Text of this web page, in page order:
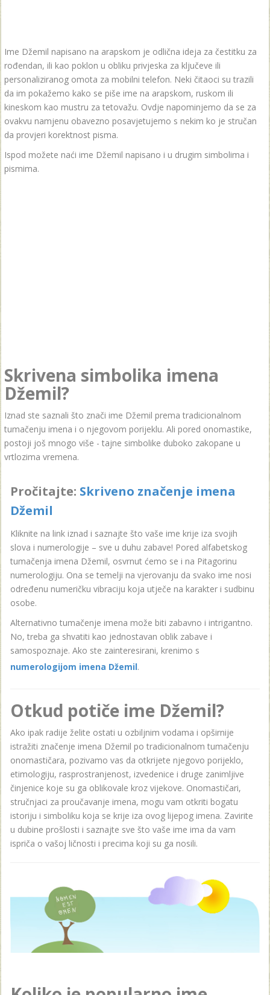
Ime Džemil napisano na arapskom je odlična ideja za čestitku za
rođendan, ili kao poklon u obliku privjeska za ključeve ili
personaliziranog omota za mobilni telefon. Neki čitaoci su trazili
da im pokažemo kako se piše ime na arapskom, ruskom ili
kineskom kao mustru za tetovažu. Ovdje napominjemo da se za
ovakvu namjenu obavezno posavjetujemo s nekim ko je stručan
da provjeri korektnost pisma.
Ispod možete naći ime Džemil napisano i u drugim simbolima i
pismima.
Skrivena simbolika imena
Džemil?
Iznad ste saznali što znači ime Džemil prema tradicionalnom
tumačenju imena i o njegovom porijeklu. Ali pored onomastike,
postoji još mnogo više - tajne simbolike duboko zakopane u
vrtlozima vremena.
Pročitajte: Skriveno značenje imena
Džemil
Kliknite na link iznad i saznajte što vaše ime krije iza svojih
slova i numerologije – sve u duhu zabave! Pored alfabetskog
tumačenja imena Džemil, osvrnut ćemo se i na Pitagorinu
numerologiju. Ona se temelji na vjerovanju da svako ime nosi
određenu numeričku vibraciju koja utječe na karakter i sudbinu
osobe.
Alternativno tumačenje imena može biti zabavno i intrigantno.
No, treba ga shvatiti kao jednostavan oblik zabave i
samospoznaje. Ako ste zainteresirani, krenimo s
numerologijom imena Džemil.
Otkud potiče ime Džemil?
Ako ipak radije želite ostati u ozbiljnim vodama i opširnije
istražiti značenje imena Džemil po tradicionalnom tumačenju
onomastičara, pozivamo vas da otkrijete njegovo porijeklo,
etimologiju, rasprostranjenost, izvedenice i druge zanimljive
činjenice koje su ga oblikovale kroz vijekove. Onomastičari,
stručnjaci za proučavanje imena, mogu vam otkriti bogatu
istoriju i simboliku koja se krije iza ovog lijepog imena. Zavirite
u dubine prošlosti i saznajte sve što vaše ime ima da vam
ispriča o vašoj ličnosti i precima koji su ga nosili.